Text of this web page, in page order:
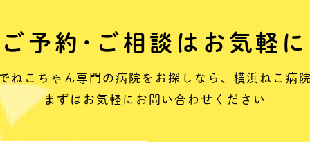
ご予約･ご相談はお気軽に
ねこちゃん専門の病院をお探しなら、 横浜ねこ病
まずはお気軽にお問い合わせください